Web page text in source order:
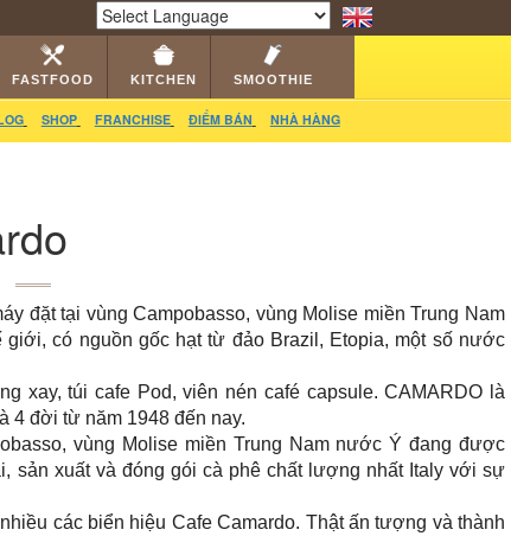
VIDEO HỎI ĐÁP LIÊN HỆ
Powered by Translate
FASTFOOD KITCHEN SMOOTHIE
SHOP FRANCHISE ĐIỂM BÁN NHÀ HÀNG
đặt tại vùng Campobasso, vùng Molise miền Trung Nam
có nguồn gốc hạt từ đảo Brazil, Etopia, một số nước
xay, túi cafe Pod, viên nén café capsule. CAMARDO là
4 đời từ năm 1948 đến nay.
vùng Molise miền Trung Nam nước Ý đang được
sản xuất và đóng gói cà phê chất lượng nhất Italy với sự
các biển hiệu Cafe Camardo. Thật ấn tượng và thành